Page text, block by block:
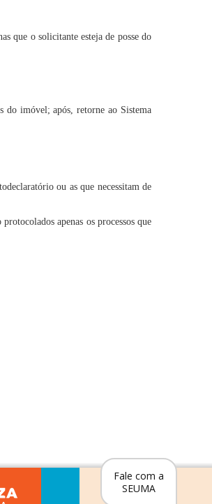
Fale com a
SEUMA
que o solicitante esteja de posse do
do imóvel; após, retorne ao Sistema
ou as que necessitam de
apenas os processos que